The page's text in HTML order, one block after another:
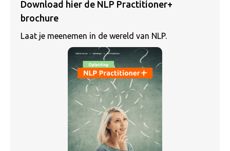
Download hier de NLP Practitioner+
brochure
Laat je meenemen in de wereld van NLP.